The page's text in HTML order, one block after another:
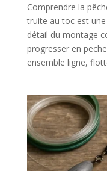
Comprendre la
truite au toc est
détail du montage
progresser en
ensemble ligne,